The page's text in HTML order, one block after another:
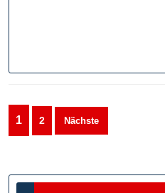
Seitennummerierung
der
1 2 Nächste